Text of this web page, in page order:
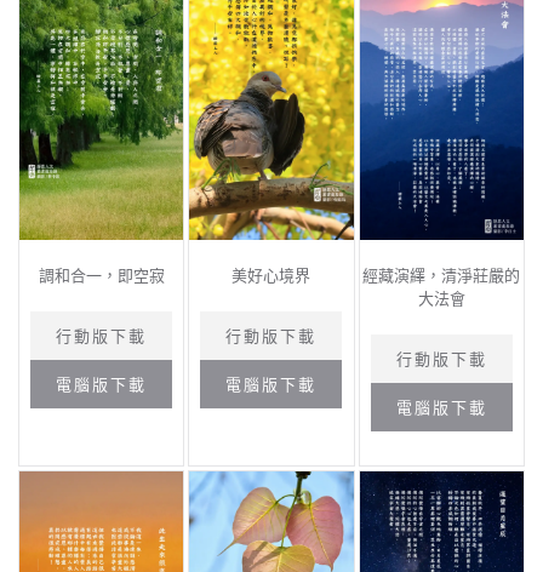
調和合一，即空寂
行動版下載
電腦版下載
美好心境界
行動版下載
電腦版下載
經藏演繹，清淨莊嚴的
大法會
行動版下載
電腦版下載